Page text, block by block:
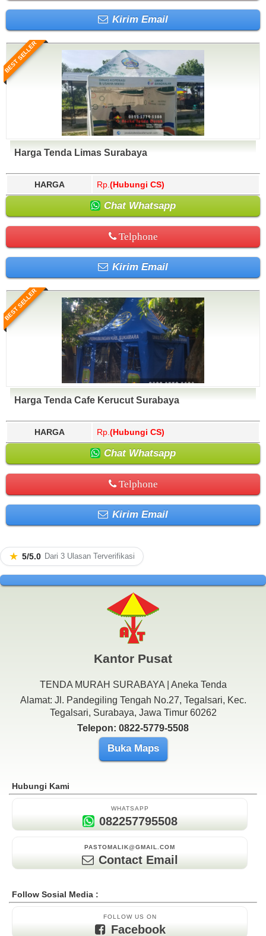
Kirim Email
BEST SELLER
Harga Tenda Limas Surabaya
HARGA Rp. (Hubungi CS)
Chat Whatsapp
Telphone
Kirim Email
BEST SELLER
Harga Tenda Cafe Kerucut Surabaya
HARGA Rp. (Hubungi CS)
Chat Whatsapp
Telphone
Kirim Email
★ 5/5.0 Dari 3 Ulasan Terverifikasi
Kantor Pusat
TENDA MURAH SURABAYA | Aneka Tenda
Alamat: Jl. Pandegiling Tengah No.27, Tegalsari, Kec.
Tegalsari, Surabaya, Jawa Timur 60262
Telepon: 0822-5779-5508
Buka Maps
Hubungi Kami
WHATSAPP
082257795508
PASTOMALIK@GMAIL.COM
Contact Email
Follow Sosial Media :
FOLLOW US ON
Facebook